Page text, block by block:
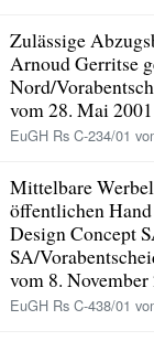
Zulässige
Arnoud Gerritse
Nord/
vom 28. Mai 2001
EuGH Rs C-234/01
Mittelbare
öffentlichen Hand
Design Concept
SA/
vom 8. November
EuGH Rs C-438/01